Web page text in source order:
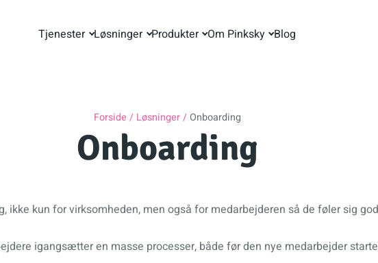
Tjenester Løsninger Produkter Om Pinksky Blog
Forside Løsninger Onboarding
Onboarding
ikke kun for virksomheden, men også for medarbejderen så de føler sig
igangsætter en masse processer, både før den nye medarbejder